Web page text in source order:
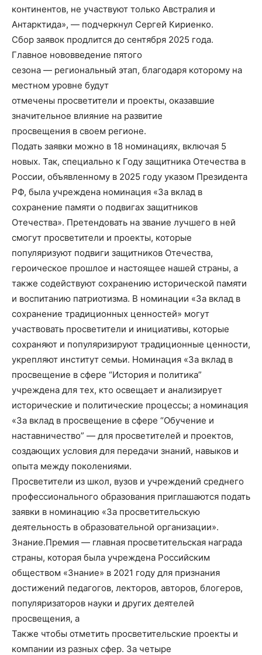
континентов, не участвуют только Австралия и
Антарктида», — подчеркнул Сергей Кириенко.
Сбор заявок продлится до сентября 2025 года.
Главное нововведение пятого
сезона — региональный этап, благодаря которому на
местном уровне будут
отмечены просветители и проекты, оказавшие
значительное влияние на развитие
просвещения в своем регионе.
Подать заявки можно в 18 номинациях, включая 5
новых. Так, специально к Году защитника Отечества в
России, объявленному в 2025 году указом Президента
РФ, была учреждена номинация «За вклад в
сохранение памяти о подвигах защитников
Отечества». Претендовать на звание лучшего в ней
смогут просветители и проекты, которые
популяризуют подвиги защитников Отечества,
героическое прошлое и настоящее нашей страны, а
также содействуют сохранению исторической памяти
и воспитанию патриотизма. В номинации «За вклад в
сохранение традиционных ценностей» могут
участвовать просветители и инициативы, которые
сохраняют и популяризируют традиционные ценности,
укрепляют институт семьи. Номинация «За вклад в
просвещение в сфере “История и политика”
учреждена для тех, кто освещает и анализирует
исторические и политические процессы; а номинация
«За вклад в просвещение в сфере “Обучение и
наставничество” — для просветителей и проектов,
создающих условия для передачи знаний, навыков и
опыта между поколениями.
Просветители из школ, вузов и учреждений среднего
профессионального образования приглашаются подать
заявки в номинацию «За просветительскую
деятельность в образовательной организации».
Знание.Премия — главная просветительская награда
страны, которая была учреждена Российским
обществом «Знание» в 2021 году для признания
достижений педагогов, лекторов, авторов, блогеров,
популяризаторов науки и других деятелей
просвещения, а
Также чтобы отметить просветительские проекты и
компании из разных сфер. За четыре